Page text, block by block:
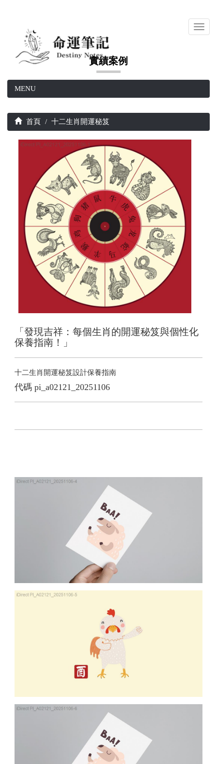
實績案例
MENU
首頁 十二生肖開運秘笈
「發現吉祥：每個生肖的開運秘笈與個性化
保養指南！」
十二生肖開運秘笈設計保養指南
代碼 pi_a02121_20251106